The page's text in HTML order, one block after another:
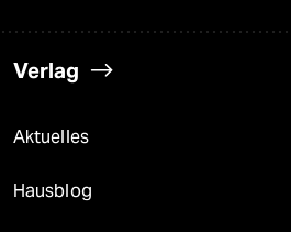
Verlag
Aktuelles
Hausblog